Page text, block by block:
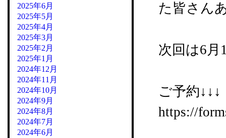
た皆さん
次回は6月
ご予約↓↓↓
https://
2025年6月
2025年5月
2025年4月
2025年3月
2025年2月
2025年1月
2024年12月
2024年11月
2024年10月
2024年9月
2024年8月
2024年7月
2024年6月